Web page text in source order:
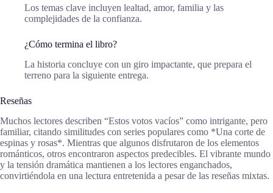
Los temas clave incluyen lealtad, amor, familia y las
complejidades de la confianza.
¿Cómo termina el libro?
La historia concluye con un giro impactante, que prepara el
terreno para la siguiente entrega.
Reseñas
Muchos lectores describen “Estos votos vacíos” como intrigante, pero
familiar, citando similitudes con series populares como *Una corte de
espinas y rosas*. Mientras que algunos disfrutaron de los elementos
románticos, otros encontraron aspectos predecibles. El vibrante mundo
y la tensión dramática mantienen a los lectores enganchados,
convirtiéndola en una lectura entretenida a pesar de las reseñas mixtas.